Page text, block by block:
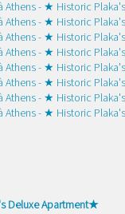
Deluxe Apartment★